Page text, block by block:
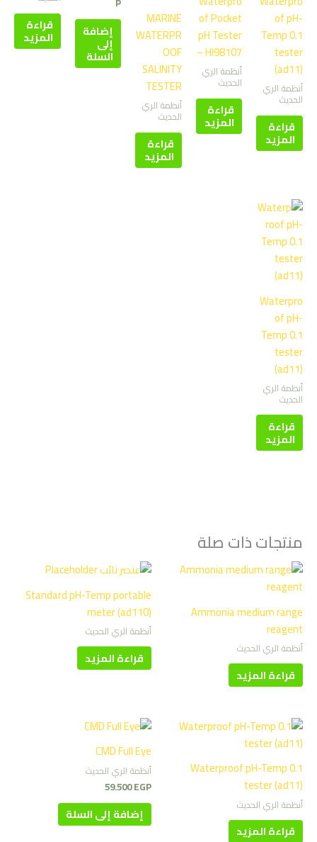
of pH-
Temp 0.1
tester
(ad11)
أنظمة الري
الحديث
قراءة
المزيد
of Pocket
pH Tester
– HI98107
أنظمة الري
الحديث
قراءة
المزيد
MARINE
WATERPR
OOF
SALINITY
TESTER
أنظمة الري
الحديث
قراءة
المزيد
إضافة
إلى
السلة
قراءة
المزيد
Waterpro
of pH-
Temp 0.1
tester
(ad11)
أنظمة الري
الحديث
قراءة
المزيد
منتجات ذات صلة
Ammonia medium range
reagent
أنظمة الري الحديث
قراءة المزيد
Standard pH-Temp portable
meter (ad110)
أنظمة الري الحديث
قراءة المزيد
Waterproof pH-Temp 0.1
tester (ad11)
أنظمة الري الحديث
قراءة المزيد
CMD Full Eye
أنظمة الري الحديث
59.500EGP
إضافة إلى السلة